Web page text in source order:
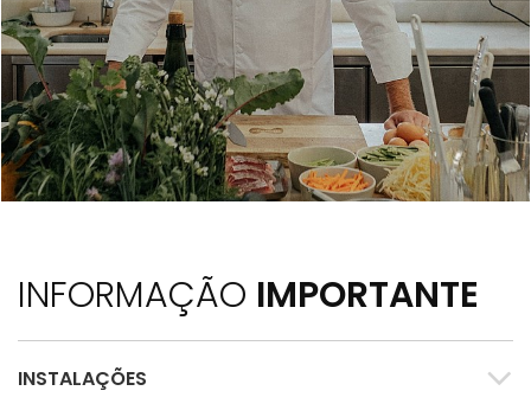
INFORMAÇÃO IMPORTANTE
INSTALAÇÕES